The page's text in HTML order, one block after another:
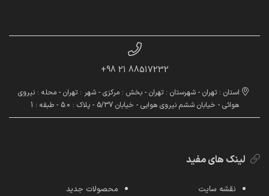
88517232 21 98+
استان : تهران - شهرستان : تهران - بخش : مرکزی - شهر : تهران - محله : نیروی
هوائی - خیابان ششم نیروی هوایی - خیابان 5/37 - پلاک : 5.0 - طبقه : 1
لینک های مفید
نقشه سایت
محصولات جدید